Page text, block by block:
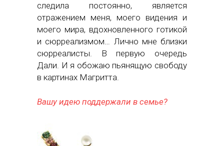
следила постоянно, является
отражением меня, моего видения и
моего мира, вдохновленного готикой
и сюрреализмом… Лично мне близки
сюрреалисты. В первую очередь
Дали. И я обожаю пьянящую свободу
в картинах Магритта.
Вашу идею поддержали в семье?